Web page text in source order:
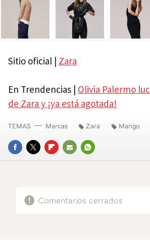
Sitio oficial | Zara
En Trendencias | Olivia Palermo
de Zara y ¡ya está agotada!
FACEBOOK
TWITTERFLIPBOARD
E-
WHATSAPP
TEMAS Marcas Zara Mango
Comentarios cerrados